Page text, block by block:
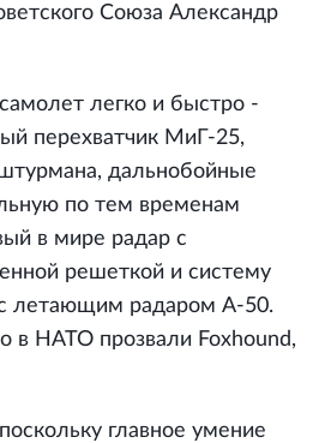
Союза Александр
легко и быстро -
перехватчик МиГ-25,
дальнобойные
по тем временам
в мире радар с
решеткой и систему
летающим радаром А-50.
в НАТО прозвали Foxhound,
главное умение